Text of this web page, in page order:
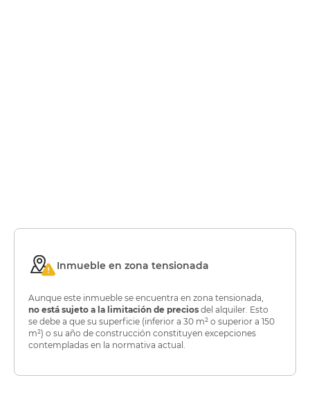
Inmueble en zona tensionada
Aunque este inmueble se encuentra en zona tensionada,
no está sujeto a la limitación de precios del alquiler. Esto
se debe a que su superficie (inferior a 30 m² o superior a 150
m²) o su año de construcción constituyen excepciones
contempladas en la normativa actual.